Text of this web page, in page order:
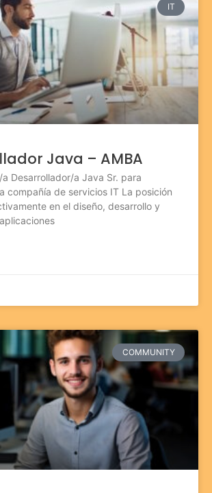
IT
Java – AMBA
a Desarrollador/a Java Sr. para
compañía de servicios IT La posición
en el diseño, desarrollo y
COMMUNITY